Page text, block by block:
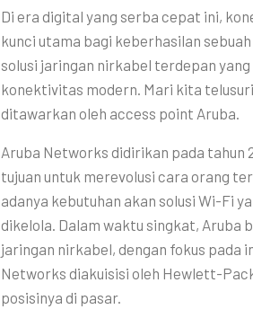
Di era digital yang serba cepat ini,
kunci utama bagi keberhasilan
solusi jaringan nirkabel terdepan
konektivitas modern. Mari kita
ditawarkan oleh access point Aruba.
Aruba Networks didirikan pada tahun
tujuan untuk merevolusi cara orang
adanya kebutuhan akan solusi Wi-Fi
dikelola. Dalam waktu singkat, Aruba
jaringan nirkabel, dengan fokus pada
Networks diakuisisi oleh Hewlett-
posisinya di pasar.